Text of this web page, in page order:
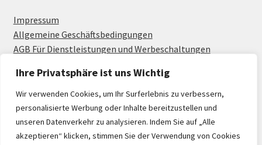
Ihre Privatsphäre ist uns Wichtig
Wir verwenden Cookies, um Ihr Surferlebnis zu verbessern,
personalisierte Werbung oder Inhalte bereitzustellen und
unseren Datenverkehr zu analysieren. Indem Sie auf „Alle
akzeptieren“ klicken, stimmen Sie der Verwendung von Cookies
Impressum
Allgemeine Geschäftsbedingungen
AGB Für Dienstleistungen und Werbeschaltungen
© OWL-Webshop 2026
Datenschutzerklärung
Erstellt mit WooCommerce.